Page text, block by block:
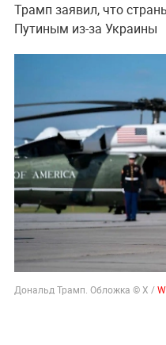
Трамп заявил, что
Путиным из-за Украины
Дональд Трамп. Обложка © X /